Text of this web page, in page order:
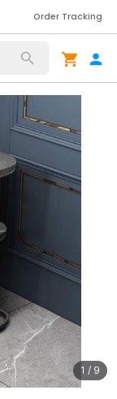
Order Tracking
1 / 9